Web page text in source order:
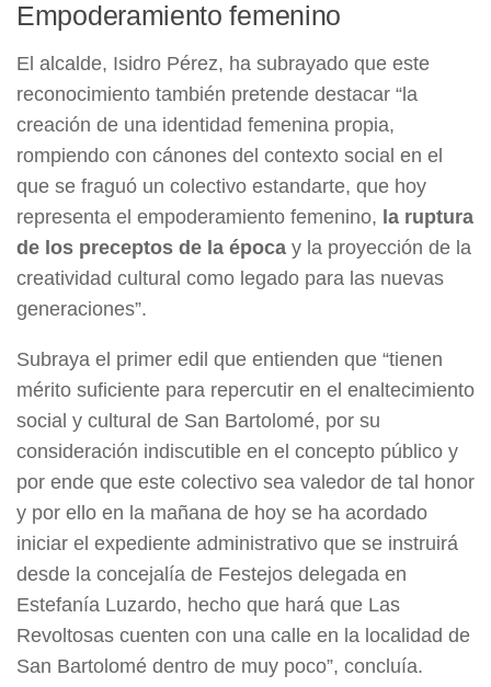
Empoderamiento femenino
El alcalde, Isidro Pérez, ha subrayado que este
reconocimiento también pretende destacar “la
creación de una identidad femenina propia,
rompiendo con cánones del contexto social en el
que se fraguó un colectivo estandarte, que hoy
representa el empoderamiento femenino, la ruptura
de los preceptos de la época y la proyección de la
creatividad cultural como legado para las nuevas
generaciones”.
Subraya el primer edil que entienden que “tienen
mérito suficiente para repercutir en el enaltecimiento
social y cultural de San Bartolomé, por su
consideración indiscutible en el concepto público y
por ende que este colectivo sea valedor de tal honor
y por ello en la mañana de hoy se ha acordado
iniciar el expediente administrativo que se instruirá
desde la concejalía de Festejos delegada en
Estefanía Luzardo, hecho que hará que Las
Revoltosas cuenten con una calle en la localidad de
San Bartolomé dentro de muy poco”, concluía.